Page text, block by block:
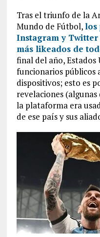
Tras el triunfo de la
Mundo de Fútbol,los
Instagram y
más likeados de
final del año, Estados
funcionarios públicos
dispositivos; esto es
revelaciones
la plataforma era
de ese país y sus